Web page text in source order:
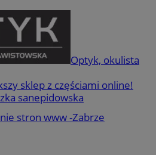
Optyk, okulista
sklep z częściami online!
sanepidowska
stron www -Zabrze